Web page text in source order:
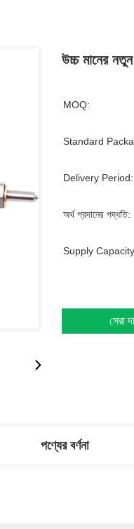
উচ্চ মানের
MOQ:
Standard
Delivery Period:
অর্থ প্রদানের পদ্ধতি:
Supply
সেরা
পণ্যের বর্ণনা